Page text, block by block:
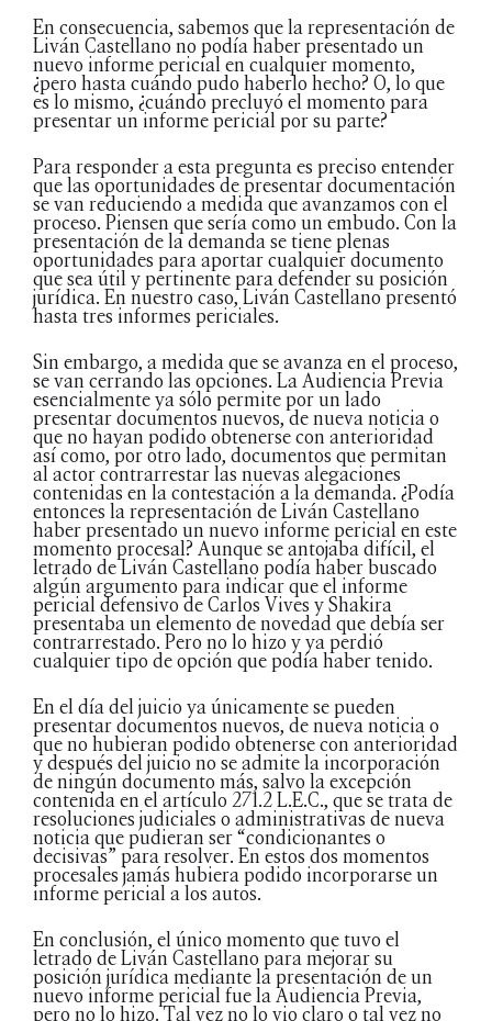
En consecuencia, sabemos que la representación de
Liván Castellano no podía haber presentado un
nuevo informe pericial en cualquier momento,
¿pero hasta cuándo pudo haberlo hecho? O, lo que
es lo mismo, ¿cuándo precluyó el momento para
presentar un informe pericial por su parte?
Para responder a esta pregunta es preciso entender
que las oportunidades de presentar documentación
se van reduciendo a medida que avanzamos con el
proceso. Piensen que sería como un embudo. Con la
presentación de la demanda se tiene plenas
oportunidades para aportar cualquier documento
que sea útil y pertinente para defender su posición
jurídica. En nuestro caso, Liván Castellano presentó
hasta tres informes periciales.
Sin embargo, a medida que se avanza en el proceso,
se van cerrando las opciones. La Audiencia Previa
esencialmente ya sólo permite por un lado
presentar documentos nuevos, de nueva noticia o
que no hayan podido obtenerse con anterioridad
así como, por otro lado, documentos que permitan
al actor contrarrestar las nuevas alegaciones
contenidas en la contestación a la demanda. ¿Podía
entonces la representación de Liván Castellano
haber presentado un nuevo informe pericial en este
momento procesal? Aunque se antojaba difícil, el
letrado de Liván Castellano podía haber buscado
algún argumento para indicar que el informe
pericial defensivo de Carlos Vives y Shakira
presentaba un elemento de novedad que debía ser
contrarrestado. Pero no lo hizo y ya perdió
cualquier tipo de opción que podía haber tenido.
En el día del juicio ya únicamente se pueden
presentar documentos nuevos, de nueva noticia o
que no hubieran podido obtenerse con anterioridad
y después del juicio no se admite la incorporación
de ningún documento más, salvo la excepción
contenida en el artículo 271.2 L.E.C., que se trata de
resoluciones judiciales o administrativas de nueva
noticia que pudieran ser “condicionantes o
decisivas” para resolver. En estos dos momentos
procesales jamás hubiera podido incorporarse un
informe pericial a los autos.
En conclusión, el único momento que tuvo el
letrado de Liván Castellano para mejorar su
posición jurídica mediante la presentación de un
nuevo informe pericial fue la Audiencia Previa,
pero no lo hizo. Tal vez no lo vio claro o tal vez no